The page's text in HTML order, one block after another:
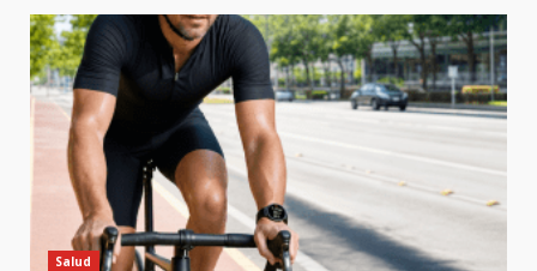
Salud